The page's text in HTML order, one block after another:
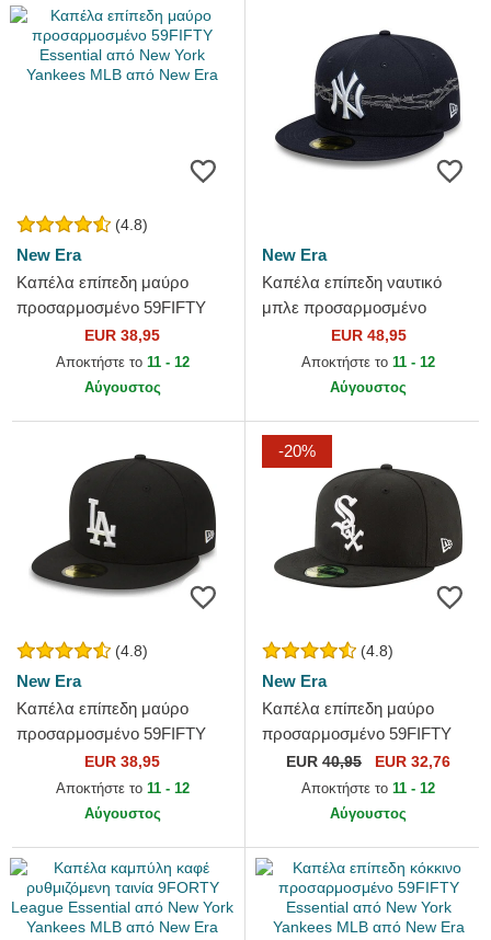
(4.8)
New Era
Καπέλα επίπεδη μαύρο
προσαρμοσμένο 59FIFTY
Essential από New York
Yankees MLB από New Era
EUR 38,95
Αποκτήστε το 11 - 12
Αύγουστος
New Era
Καπέλα επίπεδη ναυτικό
μπλε προσαρμοσμένο
59FIFTY Icon από New York
Yankees MLB από New Era
EUR 48,95
Αποκτήστε το 11 - 12
Αύγουστος
(4.8)
New Era
Καπέλα επίπεδη μαύρο
προσαρμοσμένο 59FIFTY
Essential από Los Angeles
Dodgers MLB από New Era
EUR 38,95
Αποκτήστε το 11 - 12
Αύγουστος
-20%
(4.8)
New Era
Καπέλα επίπεδη μαύρο
προσαρμοσμένο 59FIFTY
Authentic On Field Game
από Chicago White Sox MLB
EUR 40,95 EUR 32,76
Αποκτήστε το 11 - 12
Αύγουστος